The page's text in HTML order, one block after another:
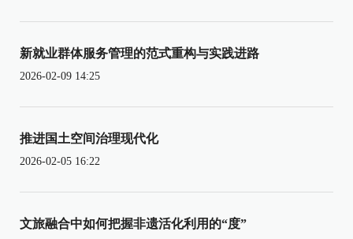
新就业群体服务管理的范式重构与实践进路
2026-02-09 14:25
推进国土空间治理现代化
2026-02-05 16:22
文旅融合中如何把握非遗活化利用的“度”